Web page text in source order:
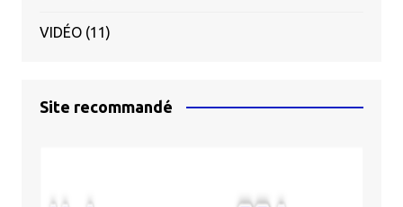
VIDÉO(11)
Site recommandé